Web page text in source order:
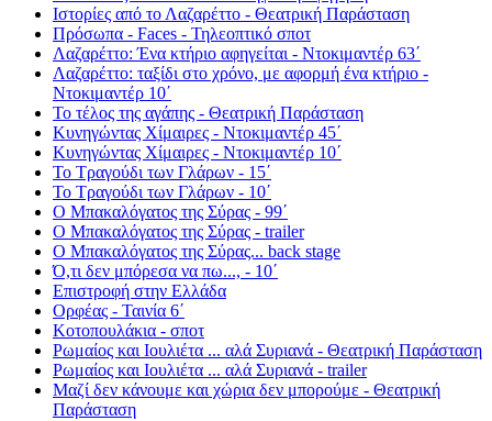
Ιστορίες από το Λαζαρέττο - Θεατρική Παράσταση
Πρόσωπα - Faces - Τηλεοπτικό σποτ
Λαζαρέττο: Ένα κτήριο αφηγείται - Ντοκιμαντέρ 63΄
Λαζαρέττο: ταξίδι στο χρόνο, με αφορμή ένα κτήριο -
Ντοκιμαντέρ 10΄
Το τέλος της αγάπης - Θεατρική Παράσταση
Κυνηγώντας Χίμαιρες - Ντοκιμαντέρ 45΄
Κυνηγώντας Χίμαιρες - Ντοκιμαντέρ 10΄
Το Τραγούδι των Γλάρων - 15΄
Το Τραγούδι των Γλάρων - 10΄
Ο Μπακαλόγατος της Σύρας - 99΄
Ο Μπακαλόγατος της Σύρας - trailer
Ο Μπακαλόγατος της Σύρας... back stage
Ό,τι δεν μπόρεσα να πω..., - 10΄
Επιστροφή στην Ελλάδα
Ορφέας - Ταινία 6΄
Κοτοπουλάκια - σποτ
Ρωμαίος και Ιουλιέτα ... αλά Συριανά - Θεατρική Παράσταση
Ρωμαίος και Ιουλιέτα ... αλά Συριανά - trailer
Μαζί δεν κάνουμε και χώρια δεν μπορούμε - Θεατρική
Παράσταση